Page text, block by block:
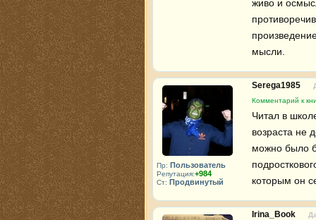
живо и
мысли.
Пр: Пользователь
Репутация:+984
Ст: Продвинутый
Serega1985
Комментарий к
Читал в
возраста не
можно было
которым он
Irina_Book